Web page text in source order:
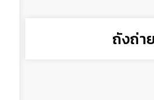
ถังถ่า